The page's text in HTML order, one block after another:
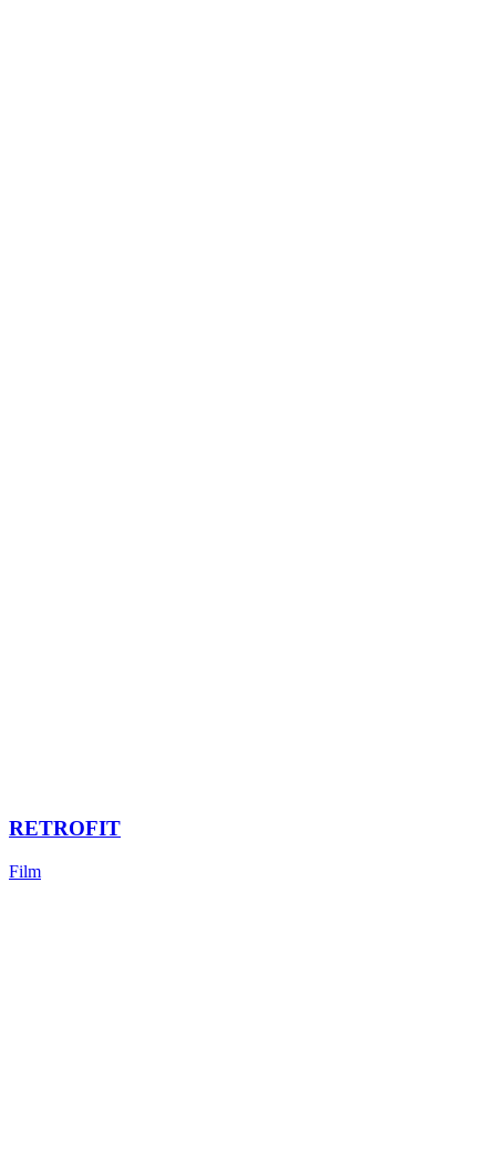
RETROFIT
Film